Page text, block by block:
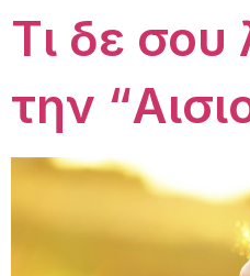
Τι δε σου
την